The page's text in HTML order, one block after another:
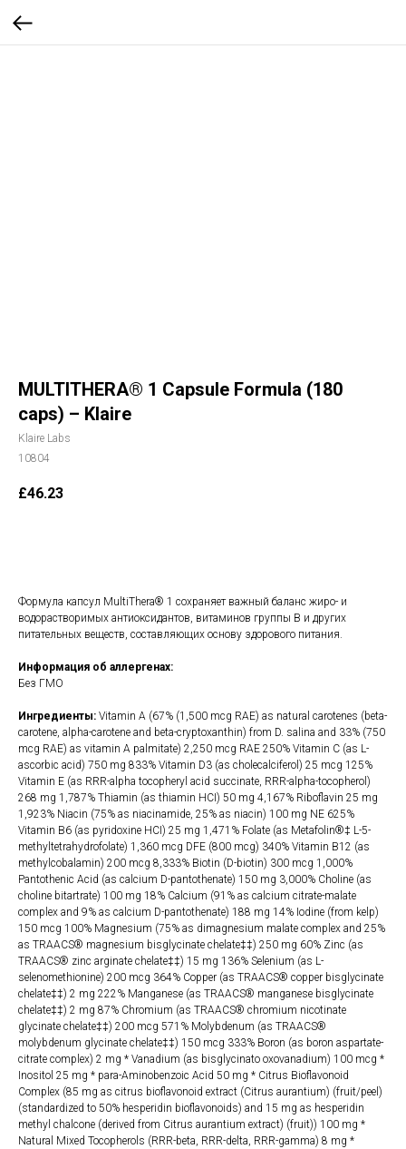
MULTITHERA® 1 Capsule Formula (180
caps) – Klaire
Klaire Labs
10804
£46.23
Формула капсул MultiThera® 1 сохраняет важный баланс жиро- и
водорастворимых антиоксидантов, витаминов группы В и других
питательных веществ, составляющих основу здорового питания.
Информация об аллергенах:
Без ГМО
Ингредиенты: Vitamin A (67% (1,500 mcg RAE) as natural carotenes (beta-
carotene, alpha-carotene and beta-cryptoxanthin) from D. salina and 33% (750
mcg RAE) as vitamin A palmitate) 2,250 mcg RAE 250% Vitamin C (as L-
ascorbic acid) 750 mg 833% Vitamin D3 (as cholecalciferol) 25 mcg 125%
Vitamin E (as RRR-alpha tocopheryl acid succinate, RRR-alpha-tocopherol)
268 mg 1,787% Thiamin (as thiamin HCI) 50 mg 4,167% Riboflavin 25 mg
1,923% Niacin (75% as niacinamide, 25% as niacin) 100 mg NE 625%
Vitamin B6 (as pyridoxine HCI) 25 mg 1,471% Folate (as Metafolin®‡ L-5-
methyltetrahydrofolate) 1,360 mcg DFE (800 mcg) 340% Vitamin B12 (as
methylcobalamin) 200 mcg 8,333% Biotin (D-biotin) 300 mcg 1,000%
Pantothenic Acid (as calcium D-pantothenate) 150 mg 3,000% Choline (as
choline bitartrate) 100 mg 18% Calcium (91% as calcium citrate-malate
complex and 9% as calcium D-pantothenate) 188 mg 14% Iodine (from kelp)
150 mcg 100% Magnesium (75% as dimagnesium malate complex and 25%
as TRAACS® magnesium bisglycinate chelate‡‡) 250 mg 60% Zinc (as
TRAACS® zinc arginate chelate‡‡) 15 mg 136% Selenium (as L-
selenomethionine) 200 mcg 364% Copper (as TRAACS® copper bisglycinate
chelate‡‡) 2 mg 222% Manganese (as TRAACS® manganese bisglycinate
chelate‡‡) 2 mg 87% Chromium (as TRAACS® chromium nicotinate
glycinate chelate‡‡) 200 mcg 571% Molybdenum (as TRAACS®
molybdenum glycinate chelate‡‡) 150 mcg 333% Boron (as boron aspartate-
citrate complex) 2 mg * Vanadium (as bisglycinato oxovanadium) 100 mcg *
Inositol 25 mg * para-Aminobenzoic Acid 50 mg * Citrus Bioflavonoid
Complex (85 mg as citrus bioflavonoid extract (Citrus aurantium) (fruit/peel)
(standardized to 50% hesperidin bioflavonoids) and 15 mg as hesperidin
methyl chalcone (derived from Citrus aurantium extract) (fruit)) 100 mg *
Natural Mixed Tocopherols (RRR-beta, RRR-delta, RRR-gamma) 8 mg *